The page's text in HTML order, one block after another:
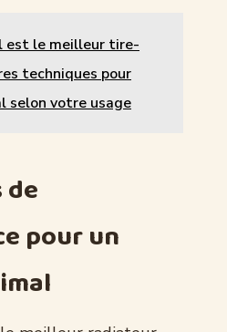
est le meilleur tire-
techniques pour
selon votre usage
pour un